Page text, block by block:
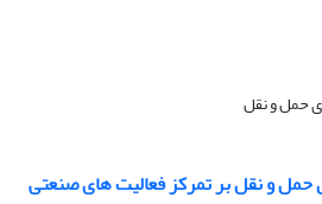
حمل و نقل
حمل و نقل بر تمرکز فعالیت های صنعتی